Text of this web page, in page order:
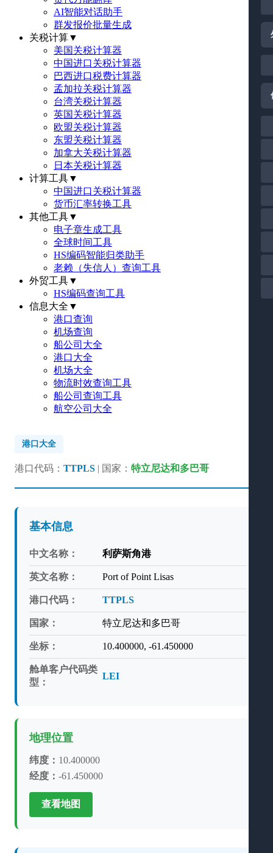
AI智能对话助手
群发报价批量生成
关税计算▼
美国关税计算器
中国进口关税计算器
巴西进口税费计算器
孟加拉关税计算器
台湾关税计算器
英国关税计算器
欧盟关税计算器
东盟关税计算器
加拿大关税计算器
日本关税计算器
计算工具▼
中国进口关税计算器
货币汇率转换工具
其他工具▼
电子章生成工具
全球时间工具
HS编码智能归类助手
老赖（失信人）查询工具
外贸工具▼
HS编码查询工具
信息大全 ▼
港口查询
机场查询
船公司大全
港口大全
机场大全
物流时效查询工具
船公司查询工具
航空公司大全
港口大全
港口代码： TTPLS | 国家： 特立尼达和多巴哥
基本信息
中文名称： 利萨斯角港
英文名称： Port of Point Lisas
港口代码： TTPLS
国家： 特立尼达和多巴哥
坐标： 10.400000, -61.450000
舱单客户代码类
型：
LEI
地理位置
纬度： 10.400000
经度： -61.450000
查看地图